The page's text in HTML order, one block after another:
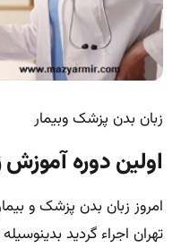
زبان بدن پزشک وبیمار
اولین دوره
امروز زبان بدن پزشک و
تهران اجراء گردید